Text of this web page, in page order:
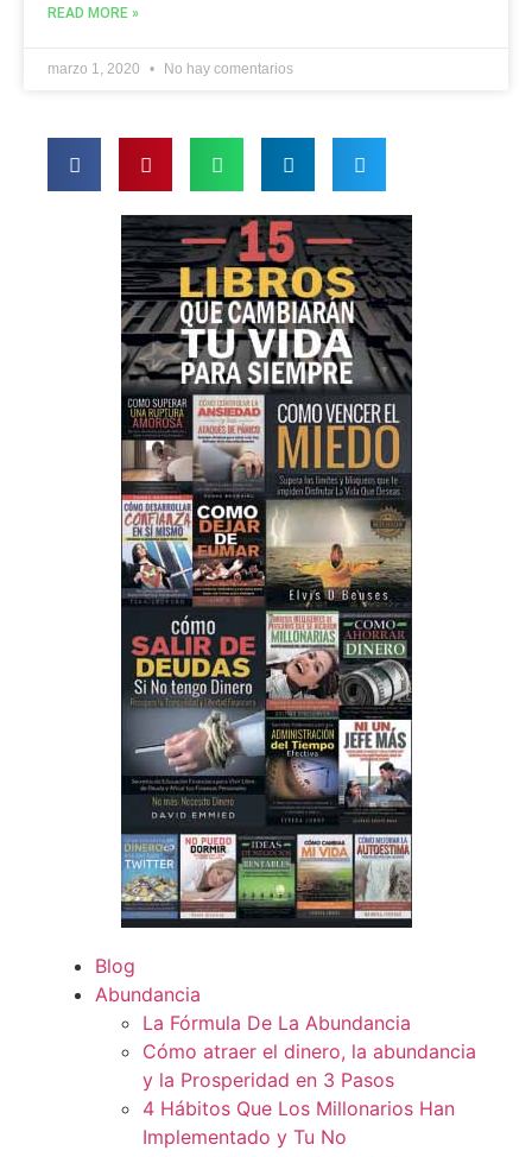
READ MORE »
marzo 1, 2020 No hay comentarios
Blog
Abundancia
La Fórmula De La Abundancia
Cómo atraer el dinero, la abundancia
y la Prosperidad en 3 Pasos
4 Hábitos Que Los Millonarios Han
Implementado y Tu No